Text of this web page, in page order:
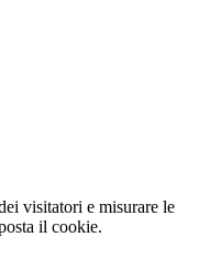
visitatori e misurare le
il cookie.